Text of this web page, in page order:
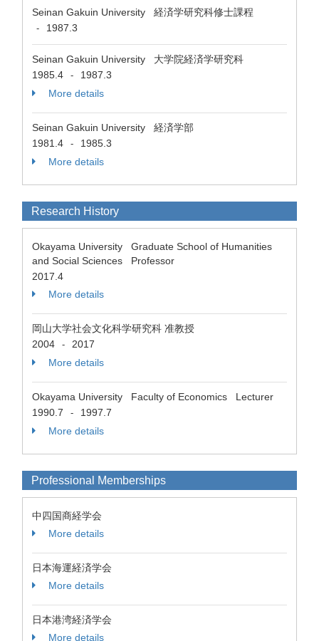
Seinan Gakuin University 経済学研究科修士課程
- 1987.3
Seinan Gakuin University 大学院経済学研究科
1985.4
-
1987.3
More details
Seinan Gakuin University 経済学部
1981.4
-
1985.3
More details
Research History
Okayama University Graduate School of Humanities
and Social Sciences Professor
2017.4
More details
岡山大学社会文化科学研究科 准教授
2004
-
2017
More details
Okayama University Faculty of Economics Lecturer
1990.7
-
1997.7
More details
Professional Memberships
中四国商経学会
More details
日本海運経済学会
More details
日本港湾経済学会
More details